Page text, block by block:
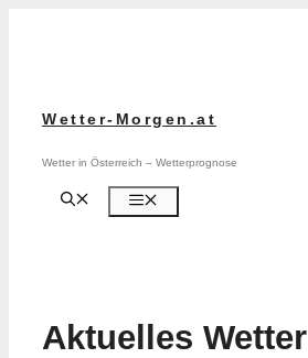
Wetter-Morgen.at
Wetter in Österreich – Wetterprognose
Aktuelles Wetter